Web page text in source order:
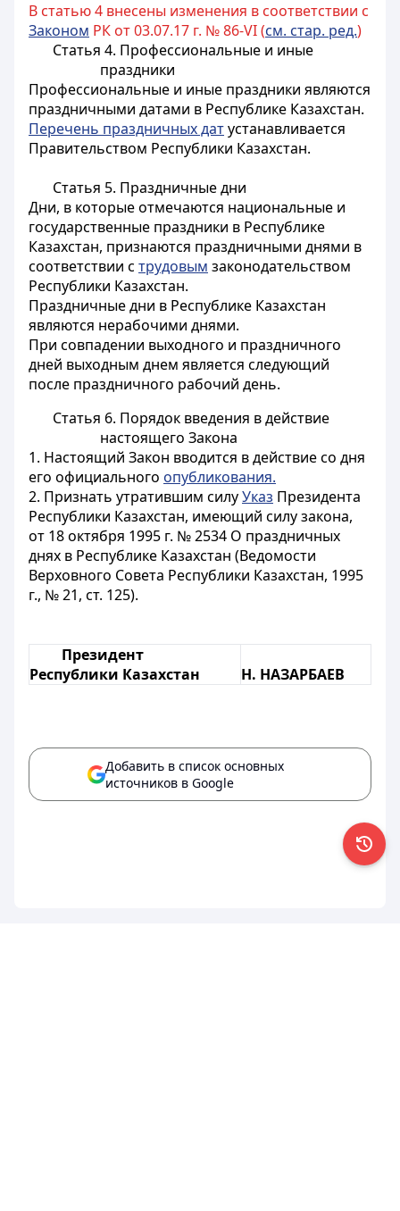
В статью 4 внесены изменения в соответствии с
Законом РК от 03.07.17 г. № 86-VI (см. стар. ред.)
Статья 4. Профессиональные и иные
праздники
Профессиональные и иные праздники являются
праздничными датами в Республике Казахстан.
Перечень праздничных датустанавливается
Правительством Республики Казахстан.
Статья 5. Праздничные дни
Дни, в которые отмечаются национальные и
государственные праздники в Республике
Казахстан, признаются праздничными днями в
соответствии с трудовым законодательством
Республики Казахстан.
Праздничные дни в Республике Казахстан
являются нерабочими днями.
При совпадении выходного и праздничного
дней выходным днем является следующий
после праздничного рабочий день.
Статья 6. Порядок введения в действие
настоящего Закона
1. Настоящий Закон вводится в действие со дня
его официального опубликования.
2. Признать утратившим силуУказ Президента
Республики Казахстан, имеющий силу закона,
от 18 октября 1995 г. № 2534 О праздничных
днях в Республике Казахстан (Ведомости
Верховного Совета Республики Казахстан, 1995
г., № 21, ст. 125).
Президент
Республики Казахстан
Н. НАЗАРБАЕВ
Добавить в список основных
источников в Google